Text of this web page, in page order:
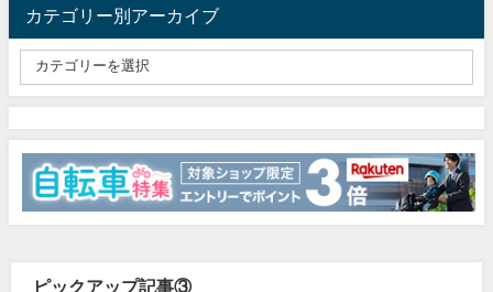
カテゴリー別アーカイブ
ピックアップ記事③